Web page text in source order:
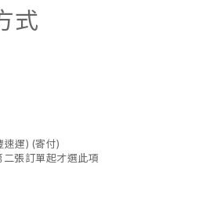
式
運) (寄付)
張訂單起才選此項